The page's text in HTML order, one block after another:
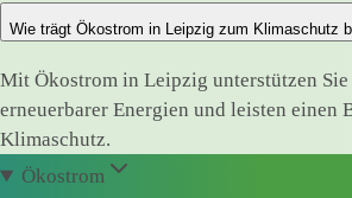
Wie trägt Ökostrom in Leipzig zum Klimaschutz
Mit Ökostrom in Leipzig unterstützen
erneuerbarer Energien und leisten einen
Klimaschutz.
Ökostrom